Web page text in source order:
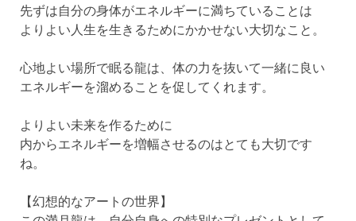
先ずは自分の身体がエネルギーに満ちていることは
よりよい人生を生きるためにかかせない大切なこと。
心地よい場所で眠る龍は、体の力を抜いて一緒に良い
エネルギーを溜めることを促してくれます。
よりよい未来を作るために
内からエネルギーを増幅させるのはとても大切です
ね。
【幻想的なアートの世界】